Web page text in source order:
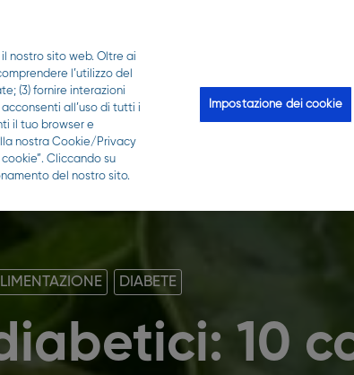
puoi Le analisi
DIABETE
10
nostro sito web. Oltre ai
l’utilizzo del
(3) fornire interazioni
all’uso di tutti i
il tuo browser e
nostra Cookie/Privacy
Cliccando su
del nostro sito.
Impostazione dei cookie